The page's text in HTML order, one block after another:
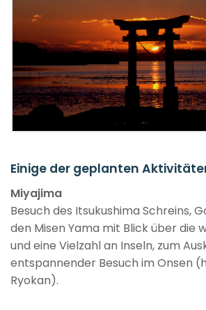
Einige der geplanten
Miyajima
Besuch des Itsukushima Schreins,
den Misen Yama mit Blick über die
und eine Vielzahl an Inseln, zum
entspannender Besuch im Onsen
Ryokan).